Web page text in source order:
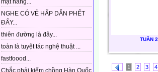
mặt hàng...
NGHE CÓ VẺ HẤP DẪN PHẾT
ĐẤY...
thiên đường là đây...
toàn là tuyệt tác nghệ thuật ...
fastfoood...
Chắc phải kiếm chồng Hàn Quốc
TUẦN 2
1 2 3 4